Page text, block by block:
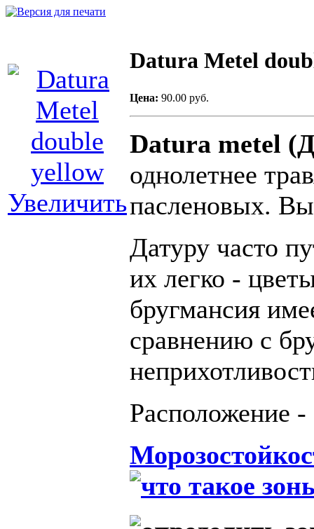
Увеличить
Datura Metel
Цена: 90.00 руб.
Datura metel
однолетнее
пасленовых.
Датуру часто
их легко -
бругмансия
сравнению с
Расположение -